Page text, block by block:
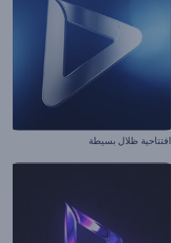
افتتاحية ظلال بسيطة